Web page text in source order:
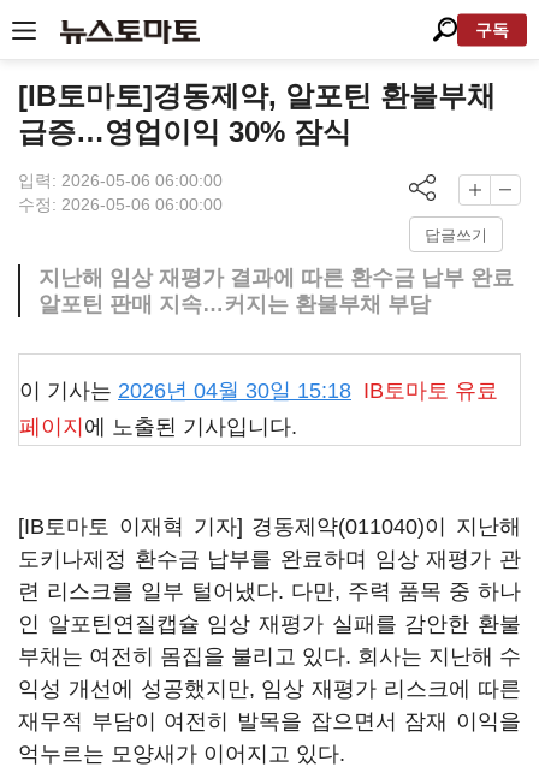
구독
[IB토마토]경동제약, 알포틴 환불부채
급증…영업이익 30% 잠식
입력: 2026-05-06 06:00:00
수정: 2026-05-06 06:00:00
답글쓰기
지난해 임상 재평가 결과에 따른 환수금 납부 완료
알포틴 판매 지속…커지는 환불부채 부담
이 기사는 2026년 04월 30일 15:18 IB토마토 유료
페이지 에 노출된 기사입니다.
[IB토마토 이재혁 기자] 경동제약(011040)이 지난해
도키나제정 환수금 납부를 완료하며 임상 재평가 관
련 리스크를 일부 털어냈다. 다만, 주력 품목 중 하나
인 알포틴연질캡슐 임상 재평가 실패를 감안한 환불
부채는 여전히 몸집을 불리고 있다. 회사는 지난해 수
익성 개선에 성공했지만, 임상 재평가 리스크에 따른
재무적 부담이 여전히 발목을 잡으면서 잠재 이익을
억누르는 모양새가 이어지고 있다.